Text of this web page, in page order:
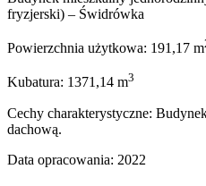
fryzjerski) – Świdrówka
Powierzchnia użytkowa: 191,17 m
Kubatura: 1371,14 m3
Cechy charakterystyczne:
dachową.
Data opracowania: 2022